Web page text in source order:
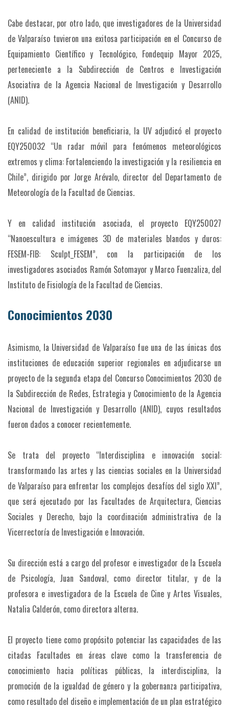
Cabe destacar, por otro lado, que investigadores de la Universidad
de Valparaíso tuvieron una exitosa participación en el Concurso de
Equipamiento Científico y Tecnológico, Fondequip Mayor 2025,
perteneciente a la Subdirección de Centros e Investigación
Asociativa de la Agencia Nacional de Investigación y Desarrollo
(ANID).
En calidad de institución beneficiaria, la UV adjudicó el proyecto
EQY250032 “Un radar móvil para fenómenos meteorológicos
extremos y clima: Fortalenciendo la investigación y la resiliencia en
Chile”, dirigido por Jorge Arévalo, director del Departamento de
Meteorología de la Facultad de Ciencias.
Y en calidad institución asociada, el proyecto EQY250027
“Nanoescultura e imágenes 3D de materiales blandos y duros:
FESEM-FIB: Sculpt_FESEM”, con la participación de los
investigadores asociados Ramón Sotomayor y Marco Fuenzaliza, del
Instituto de Fisiología de la Facultad de Ciencias.
Conocimientos 2030
Asimismo, la Universidad de Valparaíso fue una de las únicas dos
instituciones de educación superior regionales en adjudicarse un
proyecto de la segunda etapa del Concurso Conocimientos 2030 de
la Subdirección de Redes, Estrategia y Conocimiento de la Agencia
Nacional de Investigación y Desarrollo (ANID), cuyos resultados
fueron dados a conocer recientemente.
Se trata del proyecto “Interdisciplina e innovación social:
transformando las artes y las ciencias sociales en la Universidad
de Valparaíso para enfrentar los complejos desafíos del siglo XXI”,
que será ejecutado por las Facultades de Arquitectura, Ciencias
Sociales y Derecho, bajo la coordinación administrativa de la
Vicerrectoría de Investigación e Innovación.
Su dirección está a cargo del profesor e investigador de la Escuela
de Psicología, Juan Sandoval, como director titular, y de la
profesora e investigadora de la Escuela de Cine y Artes Visuales,
Natalia Calderón, como directora alterna.
El proyecto tiene como propósito potenciar las capacidades de las
citadas Facultades en áreas clave como la transferencia de
conocimiento hacia políticas públicas, la interdisciplina, la
promoción de la igualdad de género y la gobernanza participativa,
como resultado del diseño e implementación de un plan estratégico